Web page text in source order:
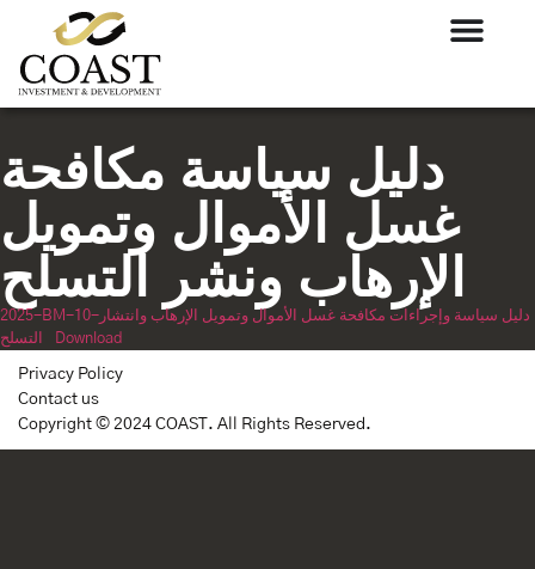
دليل سياسة مكافحة
غسل الأموال وتمويل
الإرهاب ونشر التسلح
2025-BM-10-دليل سياسة وإجراءات مكافحة غسل الأموال وتمويل الإرهاب وانتشار
التسلح
Download
Privacy Policy
Contact us
Copyright © 2024 COAST. All Rights Reserved.